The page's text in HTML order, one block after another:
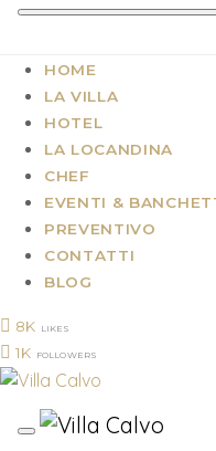
HOME
LA VILLA
HOTEL
LA LOCANDINA
CHEF
EVENTI &
PREVENTIVO
CONTATTI
BLOG
8K LIKES
1K FOLLOWERS